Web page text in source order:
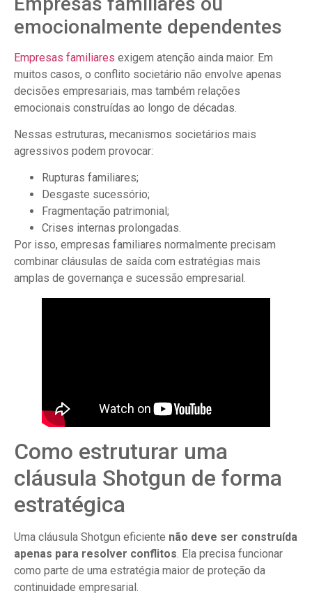
emocionalmente dependentes
Empresas familiares exigem atenção ainda maior. Em
muitos casos, o conflito societário não envolve apenas
decisões empresariais, mas também relações
emocionais construídas ao longo de décadas.
Nessas estruturas, mecanismos societários mais
agressivos podem provocar:
Rupturas familiares;
Desgaste sucessório;
Fragmentação patrimonial;
Crises internas prolongadas.
Por isso, empresas familiares normalmente precisam
combinar cláusulas de saída com estratégias mais
amplas de governança e sucessão empresarial.
Como estruturar uma
cláusula Shotgun de forma
estratégica
Uma cláusula Shotgun eficiente não deve ser construída
apenas para resolver conflitos. Ela precisa funcionar
como parte de uma estratégia maior de proteção da
continuidade empresarial.